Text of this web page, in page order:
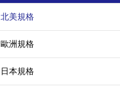
北美規格
歐洲規格
日本規格